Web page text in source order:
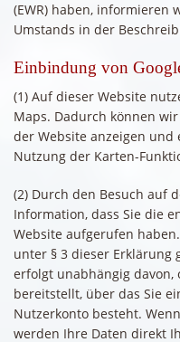
(EWR) haben, informieren
Umstands in der
Einbindung von
(1) Auf dieser Website
Maps. Dadurch können
der Website anzeigen
Nutzung der Karten-
(2) Durch den Besuch auf
Information, dass Sie die
Website aufgerufen
unter § 3 dieser Erklärung
erfolgt unabhängig davon,
bereitstellt, über das Sie
Nutzerkonto besteht.
werden Ihre Daten direkt